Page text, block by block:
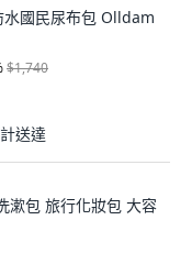
$1,740
漱包 旅行化妝包 大容
送達